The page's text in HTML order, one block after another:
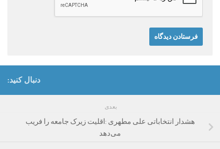
دنبال کنید:
بعدی
هشدار انتخاباتی علی مطهری :اقلیت زیرک جامعه را فریب
می‌دهد